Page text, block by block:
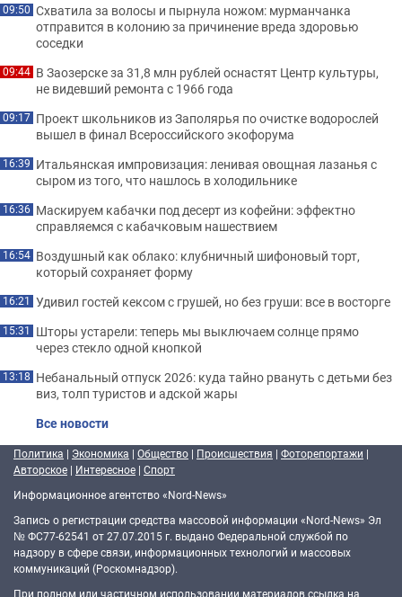
09:50 Схватила за волосы и пырнула ножом: мурманчанка
отправится в колонию за причинение вреда здоровью
соседки
09:44 В Заозерске за 31,8 млн рублей оснастят Центр культуры,
не видевший ремонта с 1966 года
09:17 Проект школьников из Заполярья по очистке водорослей
вышел в финал Всероссийского экофорума
16:39 Итальянская импровизация: ленивая овощная лазанья с
сыром из того, что нашлось в холодильнике
16:36 Маскируем кабачки под десерт из кофейни: эффектно
справляемся с кабачковым нашествием
16:54 Воздушный как облако: клубничный шифоновый торт,
который сохраняет форму
16:21 Удивил гостей кексом с грушей, но без груши: все в восторге
15:31 Шторы устарели: теперь мы выключаем солнце прямо
через стекло одной кнопкой
13:18 Небанальный отпуск 2026: куда тайно рвануть с детьми без
виз, толп туристов и адской жары
Все новости
Политика | Экономика | Общество | Происшествия | Фоторепортажи |
Авторское | Интересное | Спорт
Информационное агентство «Nord-News»
Запись о регистрации средства массовой информации «Nord-News» Эл
№ ФС77-62541 от 27.07.2015 г. выдано Федеральной службой по
надзору в сфере связи, информационных технологий и массовых
коммуникаций (Роскомнадзор).
При полном или частичном использовании материалов ссылка на